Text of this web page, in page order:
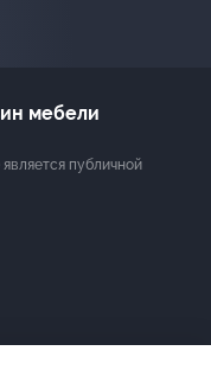
мебели
публичной